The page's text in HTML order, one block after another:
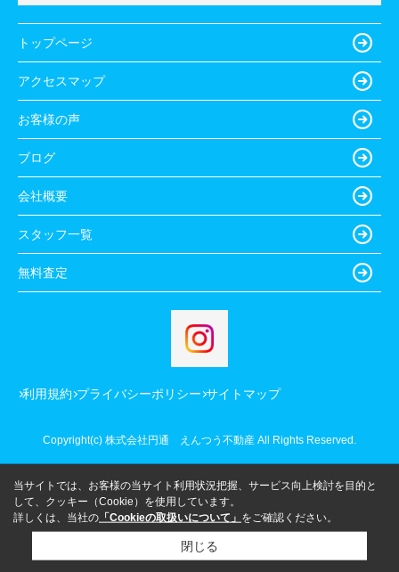
トップページ
アクセスマップ
お客様の声
ブログ
会社概要
スタッフ一覧
無料査定
利用規約 プライバシーポリシー サイトマップ
Copyright(c) 株式会社円通 えんつう不動産 All Rights Reserved.
当サイトでは、お客様の当サイト利用状況把握、サービス向上検討を目的と
して、クッキー（Cookie）を使用しています。
詳しくは、当社の 「Cookieの取扱いについて」 をご確認ください。
閉じる